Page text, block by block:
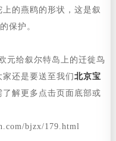
的燕鸥的形状，这是叙
保护。
元给叙尔特岛上的迁徙鸟
还是要送至我们北京宝
解更多点击页面底部或
bjzx/179.html